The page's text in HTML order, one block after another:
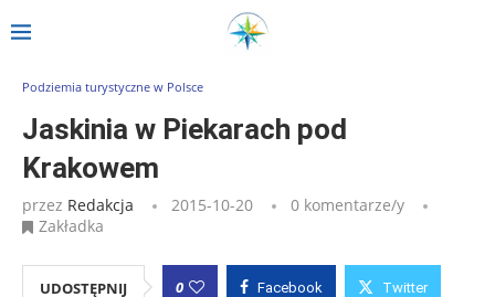
Strona główna Jaskinia w Piekarach pod Krakowem
Podziemia turystyczne w Polsce
Jaskinia w Piekarach pod
Krakowem
przez Redakcja 2015-10-20
0 komentarze/y
Zakładka
UDOSTĘPNIJ 0 Facebook Twitter